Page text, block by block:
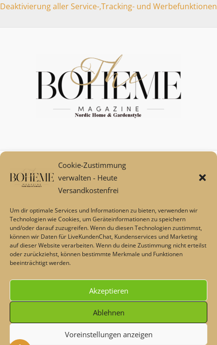
Cookie-Zustimmung
verwalten - Heute
Versandkostenfrei
Um dir optimale Services und Informationen zu bieten, verwenden wir
Technologien wie Cookies, um Geräteinformationen zu speichern
und/oder darauf zuzugreifen. Wenn du diesen Technologien zustimmst,
können wir Daten für LiveKundenChat, Kundenservices und Marketing
auf dieser Website verarbeiten. Wenn du deine Zustimmung nicht erteilst
oder zurückziehst, können bestimmte Merkmale und Funktionen
beeinträchtigt werden.
Akzeptieren
Ablehnen
Voreinstellungen anzeigen
Deaktivierung aller Service-,Tracking- und Werbefunktionen
Mein Konto
Zahlungsarten
Versand und Retoure****
AGB
Impressum
Datenschutz
Über uns
Echtheit von Bewertungen
Barrierefreiheit
Die durchgestrichenen Preise entsprechen dem bisherigen Preis